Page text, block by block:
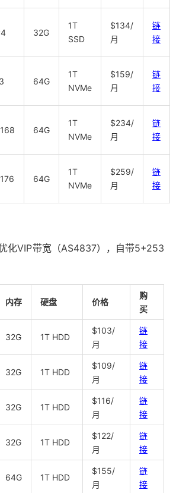
32G
1T
SSD
$134/
月
链
接
64G
1T
NVMe
$159/
月
链
接
64G
1T
NVMe
$234/
月
链
接
64G
1T
NVMe
$259/
月
链
接
化VIP带宽（AS4837），自带5+253
内存 硬盘 价格
购
买
32G 1T HDD
$103/
月
链
接
32G 1T HDD
$109/
月
链
接
32G 1T HDD
$116/
月
链
接
32G 1T HDD
$122/
月
链
接
64G 1T HDD
$155/
月
链
接